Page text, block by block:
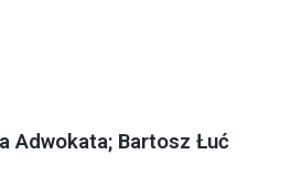
Adwokata; Bartosz Łuć